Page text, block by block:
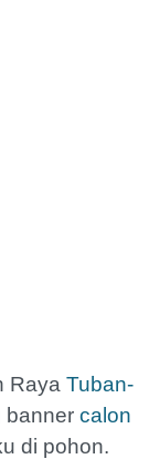
Raya Tuban-
banner calon
di pohon.